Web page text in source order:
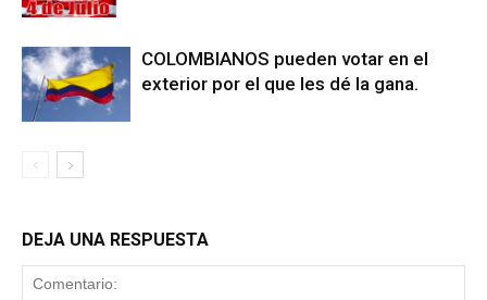
COLOMBIANOS pueden votar en el
exterior por el que les dé la gana.
DEJA UNA RESPUESTA